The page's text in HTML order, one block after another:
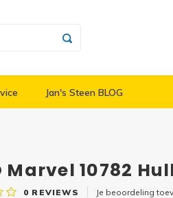
Jan's Steen BLOG
Marvel 10782
0 REVIEWS Je beoordeling